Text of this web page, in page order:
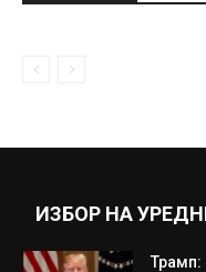
ИЗБОР НА
Трамп: